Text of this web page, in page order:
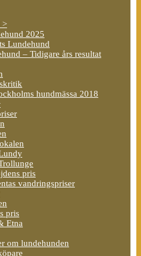
>
2025
Lundehund
– Tidigare års resultat
hundmässa 2018
pris
vandringspriser
pris
Etna
om lundehunden